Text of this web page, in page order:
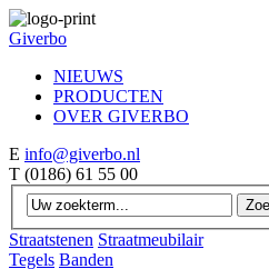
Giverbo
NIEUWS
PRODUCTEN
OVER GIVERBO
E info@giverbo.nl
T (0186) 61 55 00
Straatstenen Straatmeubilair
Tegels Banden